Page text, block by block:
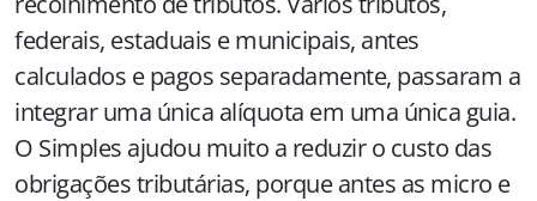
federais, estaduais e municipais, antes
calculados e pagos separadamente, passaram a
integrar uma única alíquota em uma única guia.
O Simples ajudou muito a reduzir o custo das
obrigações tributárias, porque antes as micro e